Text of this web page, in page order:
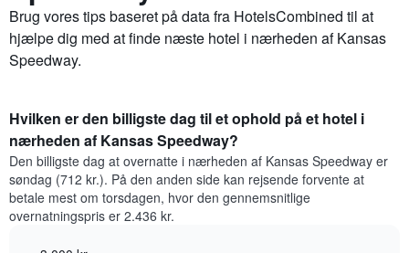
Brug vores tips baseret på data fra HotelsCombined til at
hjælpe dig med at finde næste hotel i nærheden af Kansas
Speedway.
Hvilken er den billigste dag til et ophold på et hotel i
nærheden af Kansas Speedway?
Den billigste dag at overnatte i nærheden af Kansas Speedway er
søndag (712 kr.). På den anden side kan rejsende forvente at
betale mest om torsdagen, hvor den gennemsnitlige
overnatningspris er 2.436 kr.